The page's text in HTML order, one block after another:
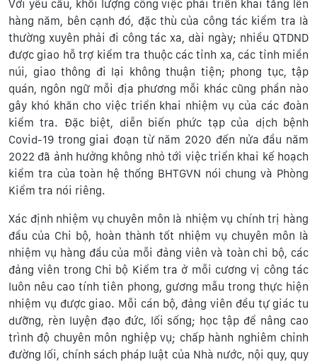
Với yêu cầu, khối lượng công việc phải triển khai tăng lên
hàng năm, bên cạnh đó, đặc thù của công tác kiểm tra là
thường xuyên phải đi công tác xa, dài ngày; nhiều QTDND
được giao hỗ trợ kiểm tra thuộc các tỉnh xa, các tỉnh miền
núi, giao thông đi lại không thuận tiện; phong tục, tập
quán, ngôn ngữ mỗi địa phương mỗi khác cũng phần nào
gây khó khăn cho việc triển khai nhiệm vụ của các đoàn
kiểm tra. Đặc biệt, diễn biến phức tạp của dịch bệnh
Covid-19 trong giai đoạn từ năm 2020 đến nửa đầu năm
2022 đã ảnh hưởng không nhỏ tới việc triển khai kế hoạch
kiểm tra của toàn hệ thống BHTGVN nói chung và Phòng
Kiểm tra nói riêng.
Xác định nhiệm vụ chuyên môn là nhiệm vụ chính trị hàng
đầu của Chi bộ, hoàn thành tốt nhiệm vụ chuyên môn là
nhiệm vụ hàng đầu của mỗi đảng viên và toàn chi bộ, các
đảng viên trong Chi bộ Kiểm tra ở mỗi cương vị công tác
luôn nêu cao tính tiên phong, gương mẫu trong thực hiện
nhiệm vụ được giao. Mỗi cán bộ, đảng viên đều tự giác tu
dưỡng, rèn luyện đạo đức, lối sống; học tập để nâng cao
trình độ chuyên môn nghiệp vụ; chấp hành nghiêm chỉnh
đường lối, chính sách pháp luật của Nhà nước, nội quy, quy